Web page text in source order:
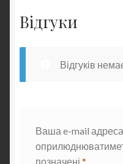
Відгуки
Відгуків
Ваша e-mail
позначені *